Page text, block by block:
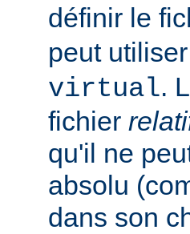
définir le
peut
virtual.
fichier
qu'il ne
absolu
dans son